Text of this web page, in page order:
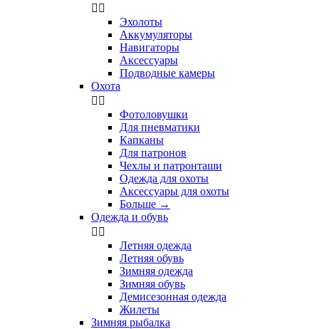
 
Эхолоты
Аккумуляторы
Навигаторы
Аксессуары
Подводные камеры
Охота
 
Фотоловушки
Для пневматики
Капканы
Для патронов
Чехлы и патронташи
Одежда для охоты
Аксессуары для охоты
Больше →
Одежда и обувь
 
Летняя одежда
Летняя обувь
Зимняя одежда
Зимняя обувь
Демисезонная одежда
Жилеты
Зимняя рыбалка